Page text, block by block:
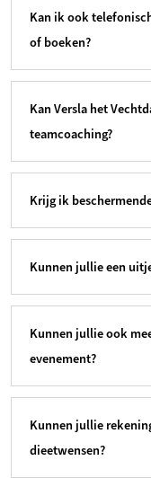
Kan ik ook
of boeken?
Kan Versla het
teamcoaching?
Krijg ik
Kunnen jullie een
Kunnen jullie ook
evenement?
Kunnen jullie
dieetwensen?